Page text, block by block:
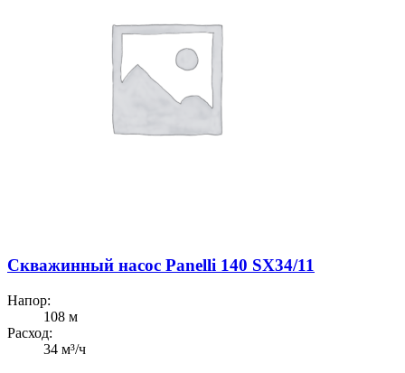
Скважинный насос Panelli 140 SX34/11
Напор:
108 м
Расход:
34 м³/ч